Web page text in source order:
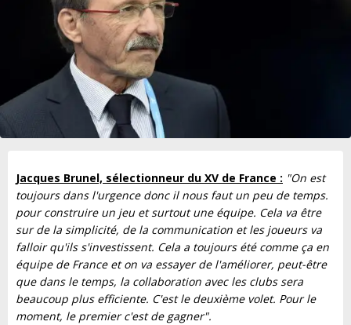
Jacques Brunel, sélectionneur du XV de France : "On est
toujours dans l'urgence donc il nous faut un peu de temps.
pour construire un jeu et surtout une équipe. Cela va être
sur de la simplicité, de la communication et les joueurs va
falloir qu'ils s'investissent. Cela a toujours été comme ça en
équipe de France et on va essayer de l'améliorer, peut-être
que dans le temps, la collaboration avec les clubs sera
beaucoup plus efficiente. C'est le deuxième volet. Pour le
moment, le premier c'est de gagner".